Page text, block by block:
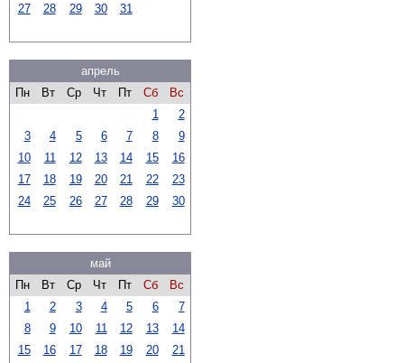
27
28 29 30 31
апрель
Пн
Вт Ср Чт Пт Сб
Вс
1
2
3
4 5 6 7 8
9
10
11 12 13 14 15
16
17
18 19 20 21 22
23
24
25 26 27 28 29 30
май
Пн
Вт Ср Чт Пт Сб
Вс
1
2 3 4 5 6
7
8
9 10 11 12 13
14
15
16 17 18 19 20 21